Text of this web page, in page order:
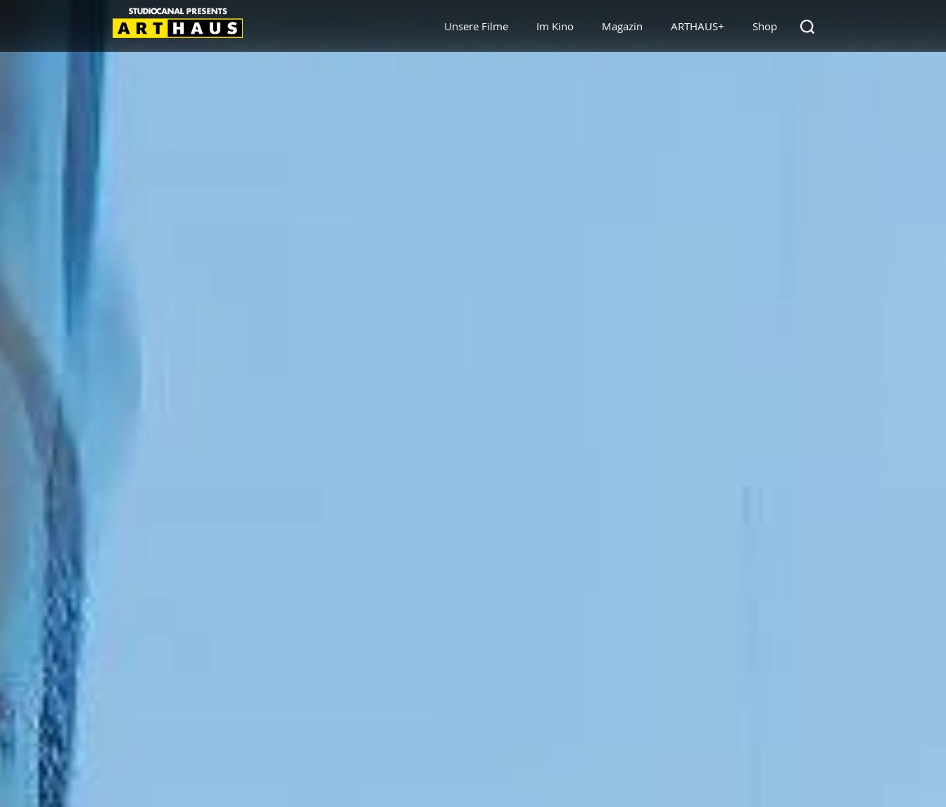
Unsere Filme Im Kino Magazin ARTHAUS+ Shop